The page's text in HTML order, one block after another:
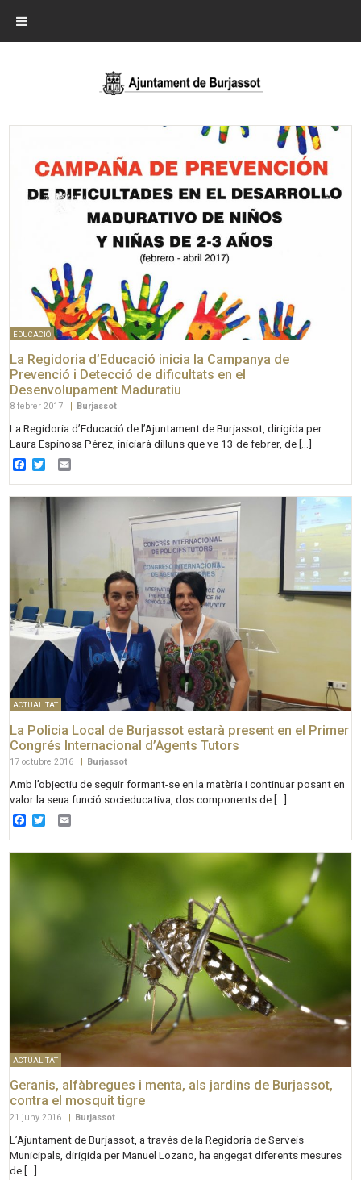
EDUCACIÓ
La Regidoria d’Educació inicia la Campanya de
Prevenció i Detecció de dificultats en el
Desenvolupament Maduratiu
8 febrer 2017 Burjassot
La Regidoria d’Educació de l’Ajuntament de Burjassot, dirigida per
Laura Espinosa Pérez, iniciarà dilluns que ve 13 de febrer, de […]
Facebook
Twitter
ACTUALITAT
La Policia Local de Burjassot estarà present en el Primer
Congrés Internacional d’Agents Tutors
17 octubre 2016 | Burjassot
Amb l’objectiu de seguir formant-se en la matèria i continuar posant en
valor la seua funció socieducativa, dos components de […]
Facebook
Twitter
ACTUALITAT
Geranis, alfàbregues i menta, als jardins de Burjassot,
contra el mosquit tigre
21 juny 2016 | Burjassot
L’Ajuntament de Burjassot, a través de la Regidoria de Serveis
Municipals, dirigida per Manuel Lozano, ha engegat diferents mesures
de […]